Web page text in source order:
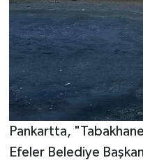
Pankartta,
Efeler Belediye
YURT